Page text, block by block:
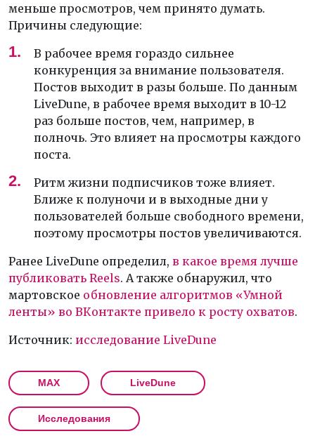
меньше просмотров, чем принято думать.
Причины следующие:
В рабочее время гораздо сильнее
конкуренция за внимание пользователя.
Постов выходит в разы больше. По данным
LiveDune, в рабочее время выходит в 10-12
раз больше постов, чем, например, в
полночь. Это влияет на просмотры каждого
поста.
Ритм жизни подписчиков тоже влияет.
Ближе к полуночи и в выходные дни у
пользователей больше свободного времени,
поэтому просмотры постов увеличиваются.
Ранее LiveDune определил, в какое время лучше
публиковать Reels. А также обнаружил, что
мартовское обновление алгоритмов «Умной
ленты» во ВКонтакте привело к росту охватов.
Источник: исследование LiveDune
MAX LiveDune
Исследования